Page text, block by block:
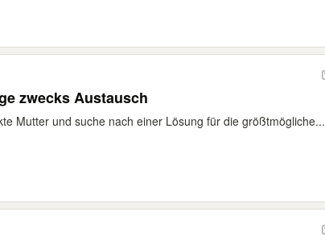
zwecks Austausch
Mutter und suche nach einer Lösung für die größtmögliche...